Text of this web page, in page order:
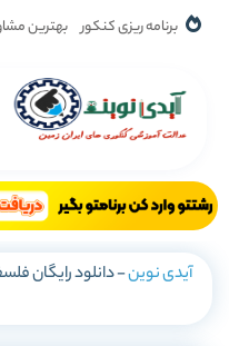
برنامه ریزی کنکور بهترین
آیدی نوین-دانلود رایگان